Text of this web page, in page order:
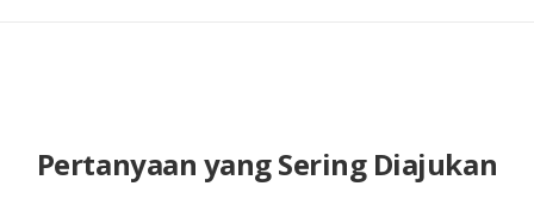
Pertanyaan yang Sering Diajukan